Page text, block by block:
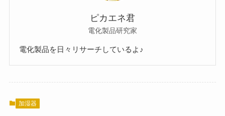
ピカエネ君
電化製品研究家
電化製品を日々リサーチしているよ♪
加湿器